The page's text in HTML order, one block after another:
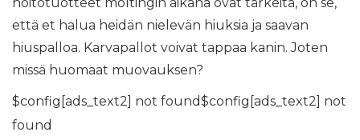
että et halua heidän nielevän hiuksia ja saavan
hiuspalloa. Karvapallot voivat tappaa kanin. Joten
missä huomaat muovauksen?
$config[ads_text2] not found$config[ads_text2] not
found